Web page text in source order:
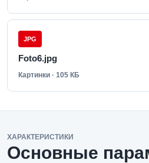
JPG
Foto6.jpg
Картинки · 105 КБ
ХАРАКТЕРИСТИКИ
Основные